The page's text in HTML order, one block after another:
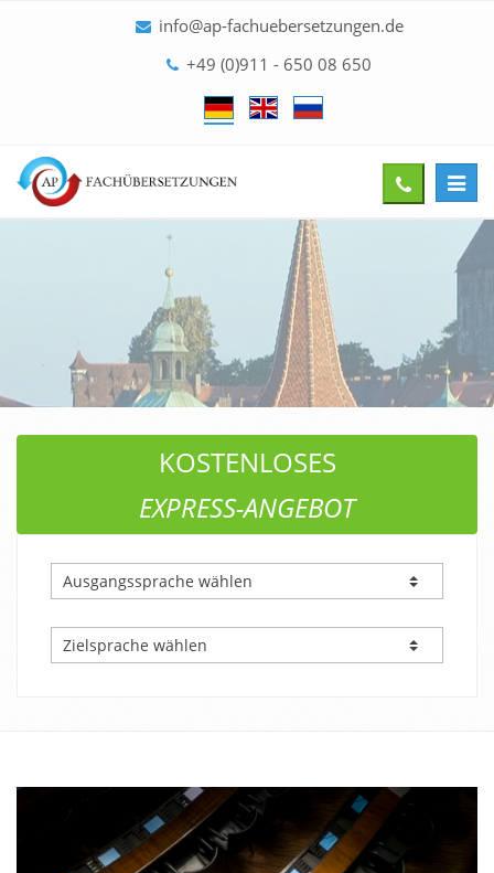
info@ap-fachuebersetzungen.de
+49 (0)911 - 650 08 650
Give
us
KOSTENLOSES
EXPRESS-ANGEBOT